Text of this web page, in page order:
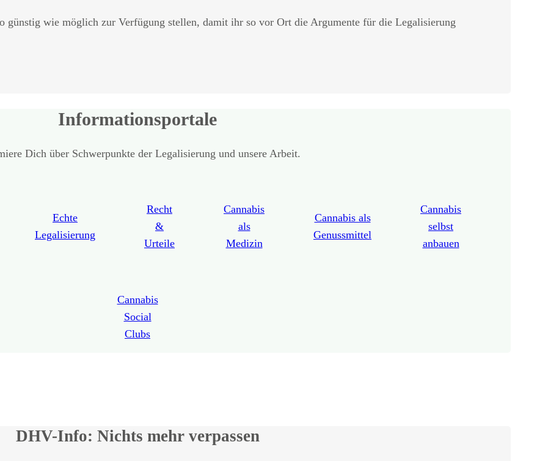
wie möglich zur Verfügung stellen, damit ihr so vor Ort die Argumente für die Legalisierung
Informationsportale
Dich über Schwerpunkte der Legalisierung und unsere Arbeit.
Echte
Legalisierung
Recht
&
Urteile
Cannabis
als
Medizin
Cannabis als
Genussmittel
Cannabis
selbst
anbauen
Cannabis
Social
Clubs
DHV-Info: Nichts mehr verpassen